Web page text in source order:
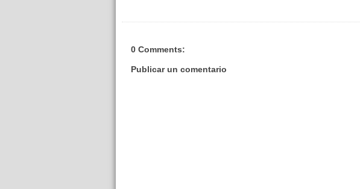
0 Comments:
Publicar un comentario